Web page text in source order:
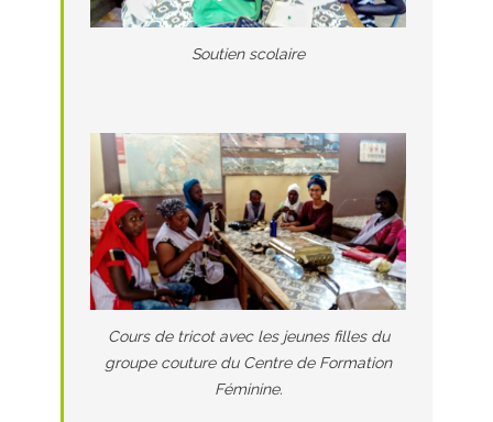
Soutien scolaire
Cours de tricot avec les jeunes filles du
groupe couture du Centre de Formation
Féminine.